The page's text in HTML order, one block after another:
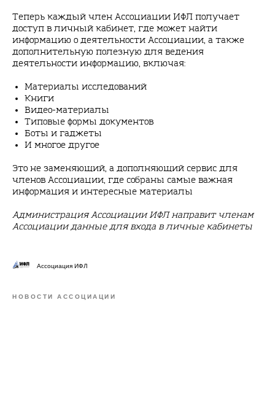
Теперь каждый член Ассоциации ИФЛ получает
доступ в личный кабинет, где может найти
информацию о деятельности Ассоциации, а также
дополнительную полезную для ведения
деятельности информацию, включая:
Материалы исследований
Книги
Видео-материалы
Типовые формы документов
Боты и гаджеты
И многое другое
Это не заменяющий, а дополняющий сервис для
членов Ассоциации, где собраны самые важная
информация и интересные материалы
Администрация Ассоциации ИФЛ направит членам
Ассоциации данные для входа в личные кабинеты
Ассоциация ИФЛ
НОВОСТИ АССОЦИАЦИИ